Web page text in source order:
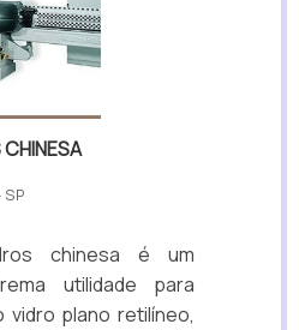
SP
chinesa é um
utilidade para
vidro plano retilíneo,